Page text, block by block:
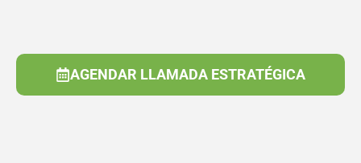
AGENDAR LLAMADA ESTRATÉGICA